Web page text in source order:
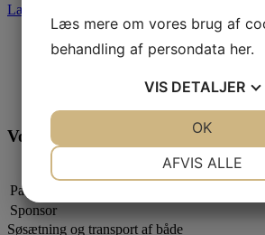
Læs mere
Vores Sponsorer og partnere
Palles Kraner ApS
Sponsor
Søsætning og transport af både
Læs mere om vores brug af
behandling af persondata her.
VIS DETALJER
AFVIS ALLE
OK